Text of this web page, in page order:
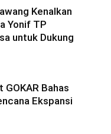
Kenalkan
Yonif TP
untuk Dukung
Bahas
Ekspansi